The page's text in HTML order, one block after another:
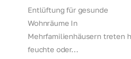
Entlüftung für gesunde
Wohnräume In
Mehrfamilienhäusern treten
feuchte oder...